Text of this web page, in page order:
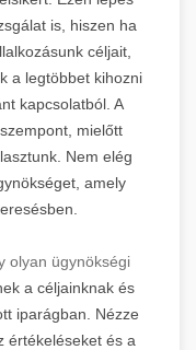
is, hiszen ha
céljait,
a legtöbbet kihozni
kapcsolatból. A
mielőtt
Nem elég
amely
olyan ügynökségi
a céljainknak és
iparágban. Nézze
értékeléseket és a